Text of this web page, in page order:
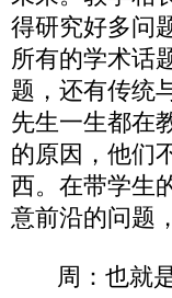
得研究好多问
所有的学术话
题，还有传统
先生一生都在
的原因，他们
西。在带学生
意前沿的问题
周：也就是